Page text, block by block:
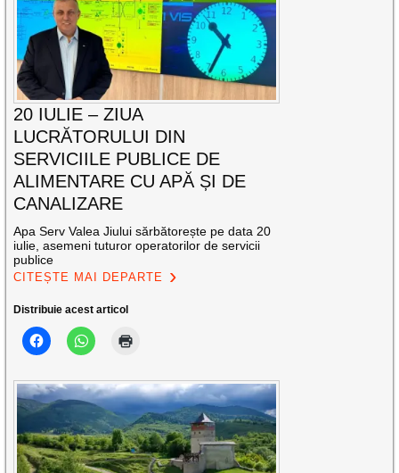
20 IULIE – ZIUA
LUCRĂTORULUI DIN
SERVICIILE PUBLICE DE
ALIMENTARE CU APĂ ȘI DE
CANALIZARE
Apa Serv Valea Jiului sărbătorește pe data 20
iulie, asemeni tuturor operatorilor de servicii
publice
CITEȘTE MAI DEPARTE
Distribuie acest articol